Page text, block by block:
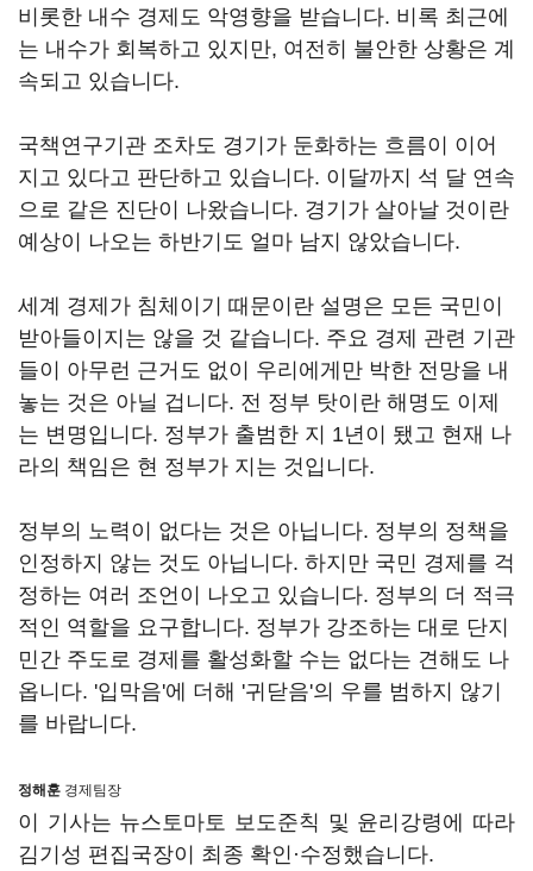
비롯한 내수 경제도 악영향을 받습니다. 비록 최근에
는 내수가 회복하고 있지만, 여전히 불안한 상황은 계
속되고 있습니다.
국책연구기관 조차도 경기가 둔화하는 흐름이 이어
지고 있다고 판단하고 있습니다. 이달까지 석 달 연속
으로 같은 진단이 나왔습니다. 경기가 살아날 것이란
예상이 나오는 하반기도 얼마 남지 않았습니다.
세계 경제가 침체이기 때문이란 설명은 모든 국민이
받아들이지는 않을 것 같습니다. 주요 경제 관련 기관
들이 아무런 근거도 없이 우리에게만 박한 전망을 내
놓는 것은 아닐 겁니다. 전 정부 탓이란 해명도 이제
는 변명입니다. 정부가 출범한 지 1년이 됐고 현재 나
라의 책임은 현 정부가 지는 것입니다.
정부의 노력이 없다는 것은 아닙니다. 정부의 정책을
인정하지 않는 것도 아닙니다. 하지만 국민 경제를 걱
정하는 여러 조언이 나오고 있습니다. 정부의 더 적극
적인 역할을 요구합니다. 정부가 강조하는 대로 단지
민간 주도로 경제를 활성화할 수는 없다는 견해도 나
옵니다. '입막음'에 더해 '귀닫음'의 우를 범하지 않기
를 바랍니다.
정해훈 경제팀장
이 기사는 뉴스토마토 보도준칙 및 윤리강령에 따라
김기성 편집국장이 최종 확인·수정했습니다.